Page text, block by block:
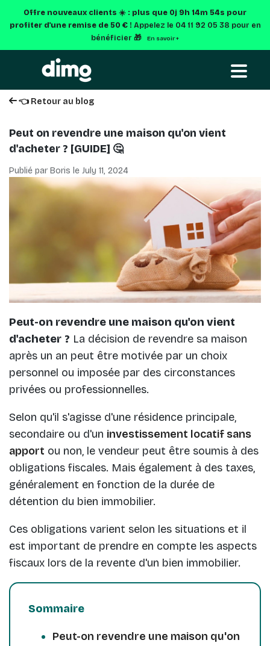
Offre nouveaux clients ☀️ : plus que 0j 9h 14m 53s pour
profiter d'une remise de 50 € ! Appelez le 04 11 92 05 38 pour en
bénéficier 🎁
En savoir +
👈 Retour au blog
Peut on revendre une maison qu'on vient
d'acheter ? [GUIDE] 🤔
Publié par Boris le July 11, 2024
Peut-on revendre une maison qu'on vient
d'acheter ? La décision de revendre sa maison
après un an peut être motivée par un choix
personnel ou imposée par des circonstances
privées ou professionnelles.
Selon qu'il s'agisse d'une résidence principale,
secondaire ou d'un investissement locatif sans
apport ou non, le vendeur peut être soumis à des
obligations fiscales. Mais également à des taxes,
généralement en fonction de la durée de
détention du bien immobilier.
Ces obligations varient selon les situations et il
est important de prendre en compte les aspects
fiscaux lors de la revente d'un bien immobilier.
Sommaire
Peut-on revendre une maison qu'on